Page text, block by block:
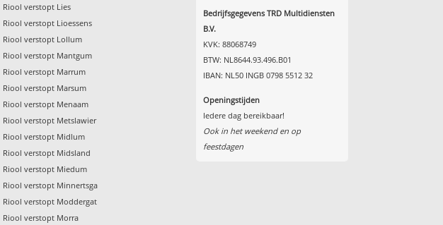
Riool verstopt Lies
Riool verstopt Lioessens
Riool verstopt Lollum
Riool verstopt Mantgum
Riool verstopt Marrum
Riool verstopt Marsum
Riool verstopt Menaam
Riool verstopt Metslawier
Riool verstopt Midlum
Riool verstopt Midsland
Riool verstopt Miedum
Riool verstopt Minnertsga
Riool verstopt Moddergat
Riool verstopt Morra
Bedrijfsgegevens TRD Multidiensten
B.V.
KVK: 88068749
BTW: NL8644.93.496.B01
IBAN: NL50 INGB 0798 5512 32
Openingstijden
Iedere dag bereikbaar!
Ook in het weekend en op
feestdagen